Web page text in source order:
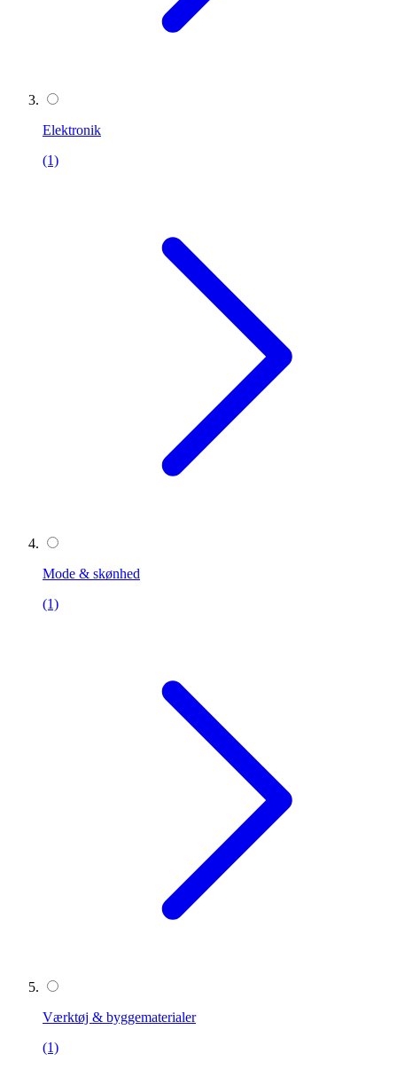
Elektronik
(1)
Mode & skønhed
(1)
Værktøj & byggematerialer
(1)